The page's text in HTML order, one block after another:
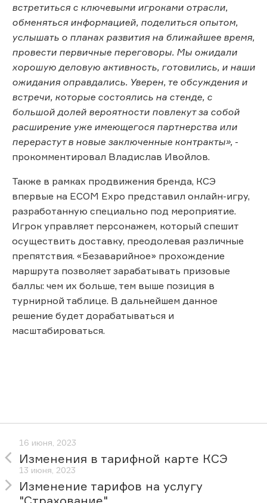
встретиться с ключевыми игроками отрасли,
обменяться информацией, поделиться опытом,
услышать о планах развития на ближайшее время,
провести первичные переговоры. Мы ожидали
хорошую деловую активность, готовились, и наши
ожидания оправдались. Уверен, те обсуждения и
встречи, которые состоялись на стенде, с
большой долей вероятности повлекут за собой
расширение уже имеющегося партнерства или
перерастут в новые заключенные контракты», -
прокомментировал Владислав Ивойлов.
Также в рамках продвижения бренда, КСЭ
впервые на ECOM Expo представил онлайн-игру,
разработанную специально под мероприятие.
Игрок управляет персонажем, который спешит
осуществить доставку, преодолевая различные
препятствия. «Безаварийное» прохождение
маршрута позволяет зарабатывать призовые
баллы: чем их больше, тем выше позиция в
турнирной таблице. В дальнейшем данное
решение будет дорабатываться и
масштабироваться.
16 июня, 2023
Изменения в тарифной карте КСЭ
13 июня, 2023
Изменение тарифов на услугу